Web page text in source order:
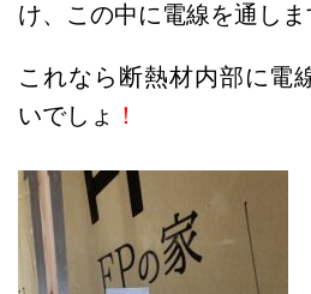
け、この中に電線を通しま
これなら断熱材内部に電
いでしょ ！